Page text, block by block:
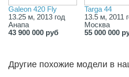
Galeon 420 Fly
13.25 м, 2013 год
Анапа
43 900 000 руб
Targa 44
13.5 м, 2011
Москва
55 000 000
Другие похожие модели в